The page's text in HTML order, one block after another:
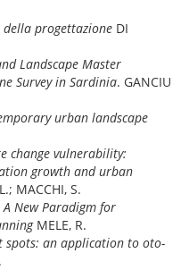
della progettazione DI
Landscape Master
Survey in Sardinia. GANCIU
urban landscape
change vulnerability:
growth and urban
MACCHI, S.
A New Paradigm for
MELE, R.
spots: an application to oto-